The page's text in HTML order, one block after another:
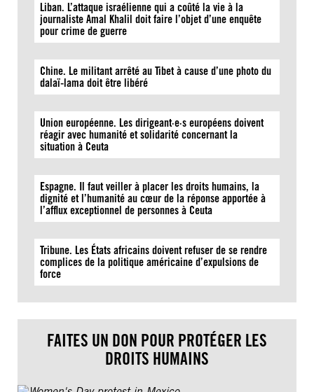
Liban. L’attaque israélienne qui a coûté la vie à la
journaliste Amal Khalil doit faire l’objet d’une enquête
pour crime de guerre
Chine. Le militant arrêté au Tibet à cause d’une photo du
dalaï-lama doit être libéré
Union européenne. Les dirigeant·e·s européens doivent
réagir avec humanité et solidarité concernant la
situation à Ceuta
Espagne. Il faut veiller à placer les droits humains, la
dignité et l’humanité au cœur de la réponse apportée à
l’afflux exceptionnel de personnes à Ceuta
Tribune. Les États africains doivent refuser de se rendre
complices de la politique américaine d’expulsions de
force
FAITES UN DON POUR PROTÉGER LES
DROITS HUMAINS